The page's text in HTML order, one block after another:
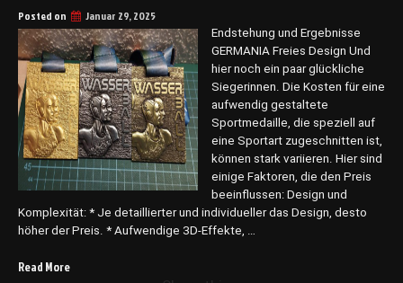
Posted on Januar 29, 2025
Endstehung und Ergebnisse
GERMANIA Freies Design Und
hier noch ein paar glückliche
Siegerinnen. Die Kosten für eine
aufwendig gestaltete
Sportmedaille, die speziell auf
eine Sportart zugeschnitten ist,
können stark variieren. Hier sind
einige Faktoren, die den Preis
beeinflussen: Design und
Komplexität: * Je detaillierter und individueller das Design, desto
höher der Preis. * Aufwendige 3D-Effekte, …
Read More„MEDAILLEN“